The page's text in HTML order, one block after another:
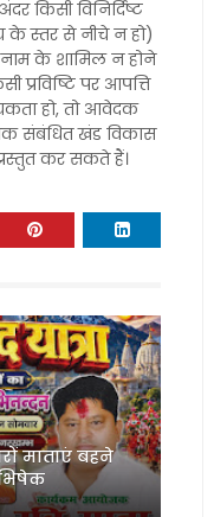
किसी विनिर्दिष्ट
के स्तर से नीचे न हो)
के शामिल न होने
प्रविष्टि पर आपत्ति
हो, तो आवेदक
संबंधित खंड विकास
कर सकते हैं।
माताएं बहने